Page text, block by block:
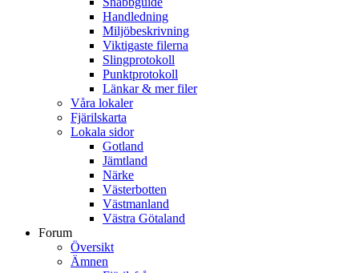
Handledning
Miljöbeskrivning
Viktigaste filerna
Slingprotokoll
Punktprotokoll
Länkar & mer filer
Våra lokaler
Fjärilskarta
Lokala sidor
Gotland
Jämtland
Närke
Västerbotten
Västmanland
Västra Götaland
Forum
Översikt
Ämnen